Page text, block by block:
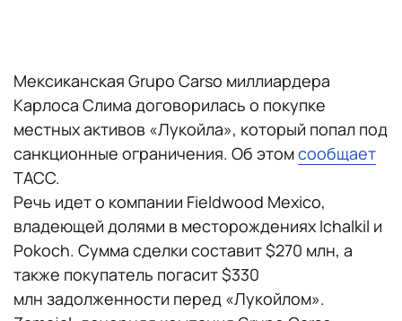
Мексиканская Grupo Carso миллиардера
Карлоса Слима договорилась о покупке
местных активов «Лукойла», который попал под
санкционные ограничения. Об этомсообщает
ТАСС.
Речь идет о компании Fieldwood Mexico,
владеющей долями в месторождениях Ichalkil и
Pokoch. Сумма сделки составит $270 млн, а
также покупатель погасит $330
млн задолженности перед «Лукойлом».